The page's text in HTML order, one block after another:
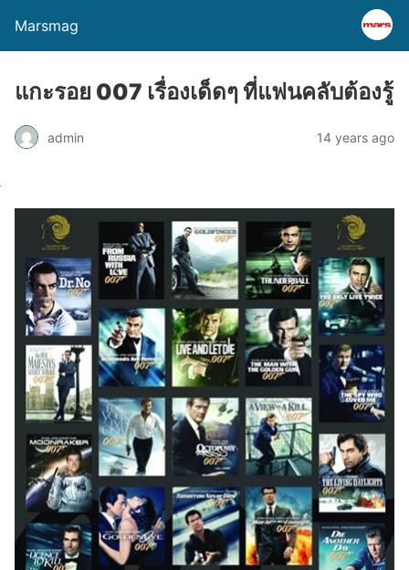
Marsmag
แกะรอย 007 เรื่องเด็ดๆ ที่แฟนคลับต้องรู้
admin 14 years ago